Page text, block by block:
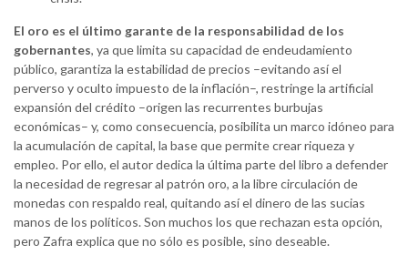
El oro es el último garante de la responsabilidad de los
gobernantes, ya que limita su capacidad de endeudamiento
público, garantiza la estabilidad de precios –evitando así el
perverso y oculto impuesto de la inflación–, restringe la artificial
expansión del crédito –origen las recurrentes burbujas
económicas– y, como consecuencia, posibilita un marco idóneo para
la acumulación de capital, la base que permite crear riqueza y
empleo. Por ello, el autor dedica la última parte del libro a defender
la necesidad de regresar al patrón oro, a la libre circulación de
monedas con respaldo real, quitando así el dinero de las sucias
manos de los políticos. Son muchos los que rechazan esta opción,
pero Zafra explica que no sólo es posible, sino deseable.